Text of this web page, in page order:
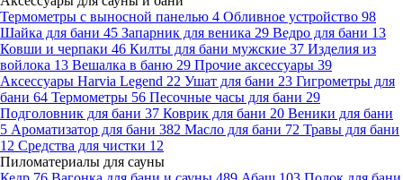
Термометры с выносной панелью 4 Обливное устройство 98
Шайка для бани 45 Запарник для веника 29 Ведро для бани 13
Ковши и черпаки 46 Килты для бани мужские 37 Изделия из
войлока 13 Вешалка в баню 29 Прочие аксессуары 39
Аксессуары Harvia Legend 22 Ушат для бани 23 Гигрометры для
бани 64 Термометры 56 Песочные часы для бани 29
Подголовник для бани 37 Коврик для бани 20 Веники для бани
5 Ароматизатор для бани 382 Масло для бани 72 Травы для бани
12 Средства для чистки 12
Пиломатериалы для сауны